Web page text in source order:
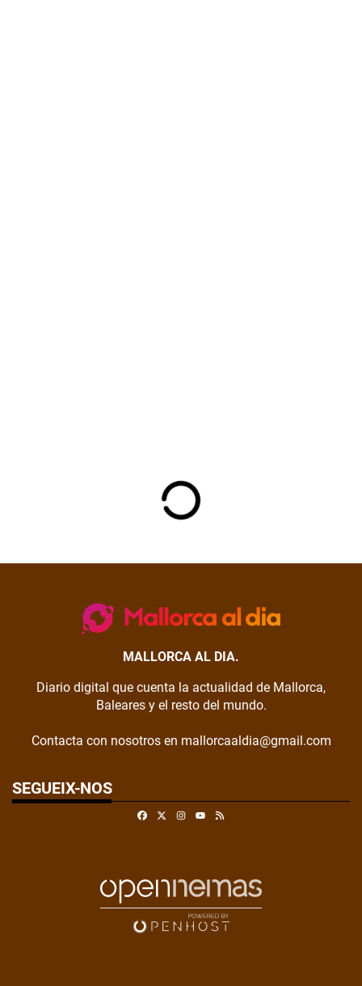
MALLORCA AL DIA.
Diario digital que cuenta la actualidad de Mallorca,
Baleares y el resto del mundo.
Contacta con nosotros en mallorcaaldia@gmail.com
SEGUEIX-NOS
FacebookInstagram